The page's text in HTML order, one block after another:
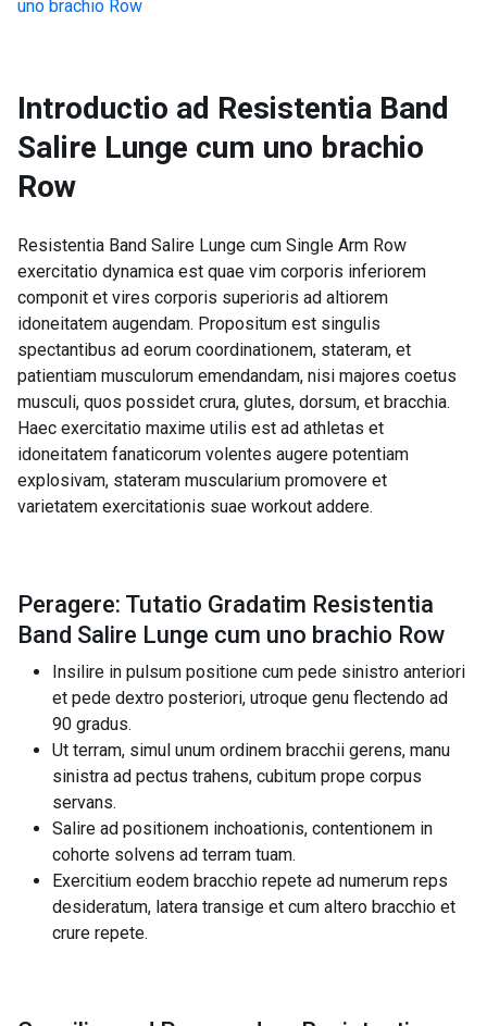
uno brachio Row
Introductio ad Resistentia Band
Salire Lunge cum uno brachio
Row
Resistentia Band Salire Lunge cum Single Arm Row
exercitatio dynamica est quae vim corporis inferiorem
componit et vires corporis superioris ad altiorem
idoneitatem augendam. Propositum est singulis
spectantibus ad eorum coordinationem, stateram, et
patientiam musculorum emendandam, nisi majores coetus
musculi, quos possidet crura, glutes, dorsum, et bracchia.
Haec exercitatio maxime utilis est ad athletas et
idoneitatem fanaticorum volentes augere potentiam
explosivam, stateram muscularium promovere et
varietatem exercitationis suae workout addere.
Peragere: Tutatio Gradatim Resistentia
Band Salire Lunge cum uno brachio Row
Insilire in pulsum positione cum pede sinistro anteriori
et pede dextro posteriori, utroque genu flectendo ad
90 gradus.
Ut terram, simul unum ordinem bracchii gerens, manu
sinistra ad pectus trahens, cubitum prope corpus
servans.
Salire ad positionem inchoationis, contentionem in
cohorte solvens ad terram tuam.
Exercitium eodem bracchio repete ad numerum reps
desideratum, latera transige et cum altero bracchio et
crure repete.